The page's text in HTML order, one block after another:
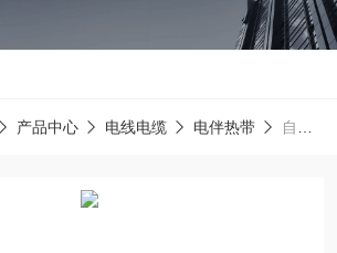
产品中心 电线电缆 电伴热带 自动限流器